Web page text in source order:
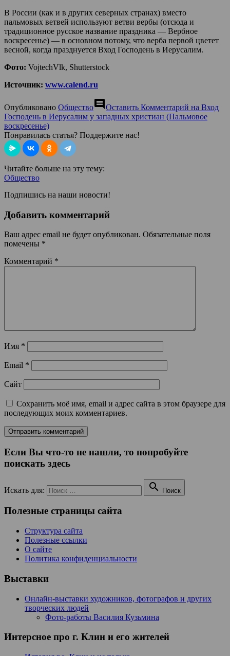
В России (как и в других северных странах) вместо
пальмовых ветвей используют ветви вербы (отсюда и
традиционное русское название праздника — Вербное
воскресенье) — в основном потому, что верба первой цветет
весной, когда празднуется Вход Господень в Иерусалим.
Фото: VojtechVlk, Shutterstock
Источник: www.calend.ru
Опубликовано Обществоcomment Оставить Комментарий на Вход
Господень в Иерусалим у западных христиан (Пальмовое
воскресенье)
Понравилась статья? Поддержите нас!
Читайте больше на эту тему:
Общество
Подпишись на наши новости!
Добавить комментарий
Ваш адрес email не будет опубликован. Обязательные поля
помечены *
Комментарий *
Имя *
Email *
Сайт
Сохранить моё имя, email и адрес сайта в этом браузере для
последующих моих комментариев.
Если Вы что-то не нашли, то попробуйте
поискать здесь
Искать для:  Поиск
Полезные страницы сайта
Структура сайта
Полезные ссылки
О сайте
Политика конфиденциальности
Выставки
Онлайн-выставки художников, фотографов и других
творческих людей
Фото-работы Василия Кузьмина
Интерсное про г. Клин и его жителей